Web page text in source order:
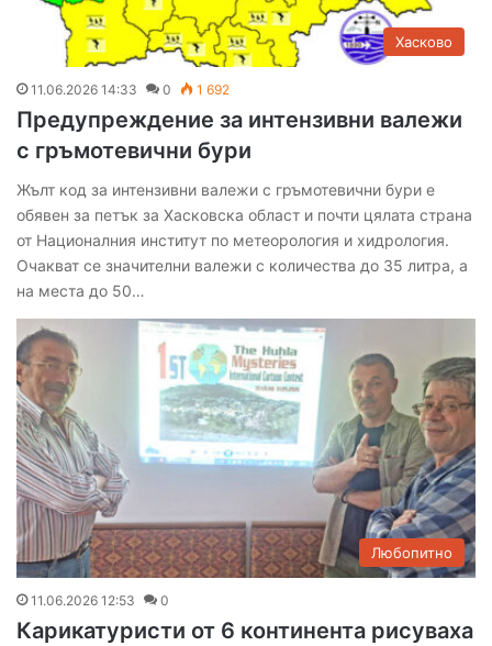
Хасково
11.06.2026 14:33 0 1 692
Предупреждение за интензивни валежи
с гръмотевични бури
Жълт код за интензивни валежи с гръмотевични бури е
обявен за петък за Хасковска област и почти цялата страна
от Националния институт по метеорология и хидрология.
Очакват се значителни валежи с количества до 35 литра, а
на места до 50…
Любопитно
11.06.2026 12:53 0
Карикатуристи от 6 континента рисуваха